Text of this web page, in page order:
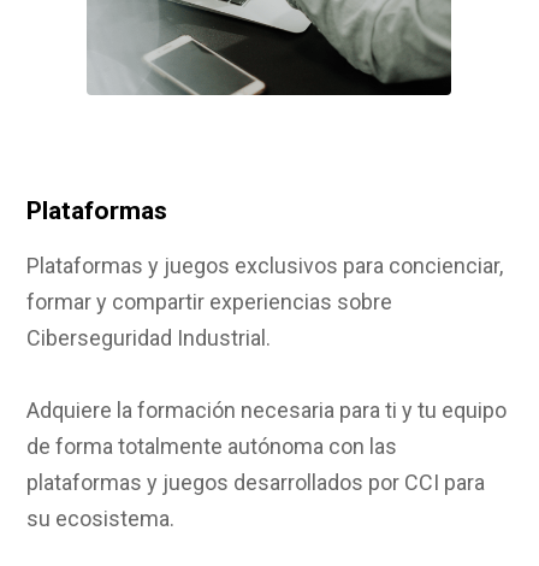
Plataformas
Plataformas y juegos exclusivos para concienciar,
formar y compartir experiencias sobre
Ciberseguridad Industrial.
Adquiere la formación necesaria para ti y tu equipo
de forma totalmente autónoma con las
plataformas y juegos desarrollados por CCI para
su ecosistema.